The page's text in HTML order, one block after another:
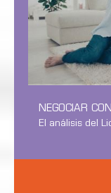
NEGOCIAR
El análisis del